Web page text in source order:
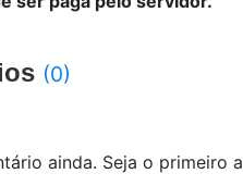
(0)
ainda. Seja o primeiro